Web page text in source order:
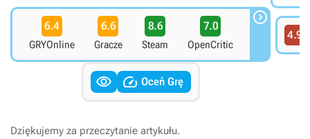
6.4
GRYOnline
6.6
Gracze
8.6
Steam
7.0
OpenCritic

  Oceń Grę
4.9
Dziękujemy za przeczytanie artykułu.